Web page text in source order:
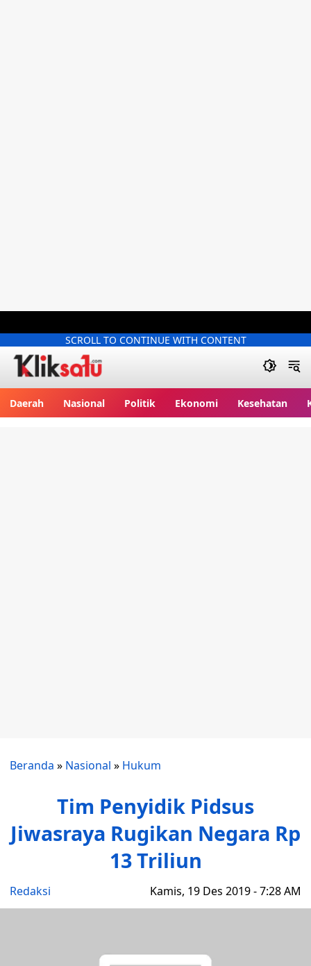
SCROLL TO CONTINUE WITH CONTENT
Daerah Nasional Politik Ekonomi Kesehatan
Beranda » Nasional » Hukum
Tim Penyidik Pidsus
Jiwasraya Rugikan Negara Rp
13 Triliun
Redaksi Kamis, 19 Des 2019 - 7:28 AM